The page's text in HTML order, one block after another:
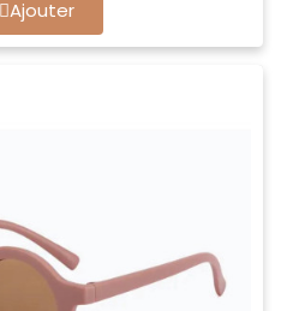
Ajouter